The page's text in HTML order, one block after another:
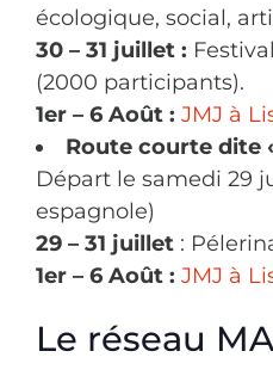
écologique, social,
30 – 31 juillet :
(2000 participants).
1er – 6 Août : JMJ à
Route courte dite
Départ le samedi 29
espagnole)
29 – 31 juillet :
1er – 6 Août : JMJ à
Le réseau